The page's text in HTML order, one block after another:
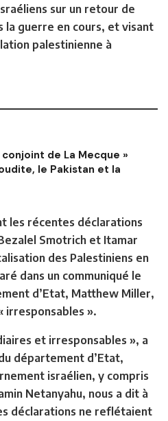
sur un retour de
la guerre en cours, et visant
palestinienne à
de La Mecque »
le Pakistan et la
les récentes déclarations
Smotrich et Itamar
des Palestiniens en
dans un communiqué le
d’Etat, Matthew Miller,
irresponsables ».
et irresponsables », a
département d’Etat,
israélien, y compris
Netanyahu, nous a dit à
déclarations ne reflétaient